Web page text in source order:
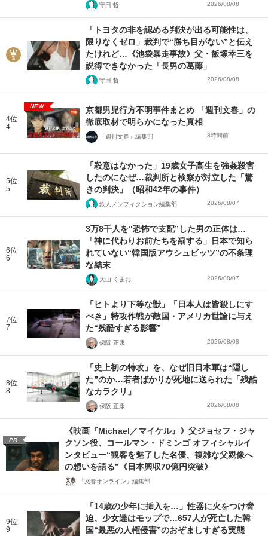
守田 哲 2026/08/08
「トヨタの非を認める判決が出る可能性は、
限りなくゼロ」裁判で“勝ち目がない”と伝え
たけれど…《池袋暴走事故》父・飯塚幸三を
説得できなかった「長男の葛藤」
守田 哲 2026/08/08
4位
4
NEW
京都男児行方不明事件まとめ 「週刊文春」の
徹底取材で明らかになった真相
「週刊文春」編集部 8時間前
5位
5
「殺意はなかった」19歳女子高生を強姦殺害
したのになぜ…裁判所と検察が対立した「驚
きの判決」（昭和42年の事件）
鉄人ノンフィクション編集部 2026/08/07
6位
6
3万8千人を“恐怖で支配”した男の正体は…
「神に代わりお前たちを罰する」日本で知ら
れていない“韓国版アウシュビッツ”の不条理
な結末
大山 くまお 2026/08/07
7位
7
「ヒトより下等な獣」「日本人は皆殺しにす
べき」特攻作戦が敵国・アメリカ世論に与え
た“残酷すぎる影響”
保阪 正康 2026/08/08
8位
8
「史上初の特攻」を、なぜ旧日本軍は“隠し
た”のか…若者ばかりが死地に送られた「残酷
なカラクリ」
保阪 正康 2026/08/08
PR
《映画『Michael／マイケル』》父ジョセフ・ジャ
クソン役、コールマン・ドミンゴ オフィシャルイ
ンタビュー“観客を魅了した名優、複雑な父親像へ
の想いを語る”《日本興収70億円突破》
「文春オンライン」編集部
9位
9
「14歳の少年に挿入を…」性器に火をつけ脅
迫、少女達はモップで…657人が死亡した韓
国“最悪の人権侵害”のおぞましすぎる実態